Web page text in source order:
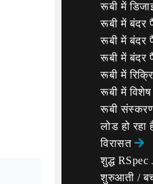
रूबी में
रूबी में बंदर
रूबी में बंदर
रूबी में बंदर
रूबी में
रूबी में
रूबी
लोड हो रहा
विरासत
शुद्ध RSpec
शुरुआती /